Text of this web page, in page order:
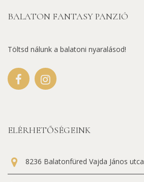
BALATON FANTASY PANZIÓ
Töltsd nálunk a balatoni nyaralásod!
ELÉRHETŐSÉGEINK
8236 Balatonfüred Vajda János utca